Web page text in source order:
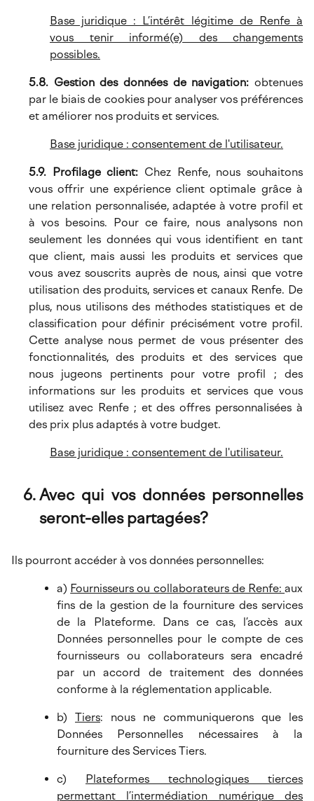
Base juridique : L’intérêt légitime de Renfe à
vous tenir informé(e) des changements
possibles.
5.8. Gestion des données de navigation: obtenues
par le biais de cookies pour analyser vos préférences
et améliorer nos produits et services.
Base juridique : consentement de l'utilisateur.
5.9. Profilage client: Chez Renfe, nous souhaitons
vous offrir une expérience client optimale grâce à
une relation personnalisée, adaptée à votre profil et
à vos besoins. Pour ce faire, nous analysons non
seulement les données qui vous identifient en tant
que client, mais aussi les produits et services que
vous avez souscrits auprès de nous, ainsi que votre
utilisation des produits, services et canaux Renfe. De
plus, nous utilisons des méthodes statistiques et de
classification pour définir précisément votre profil.
Cette analyse nous permet de vous présenter des
fonctionnalités, des produits et des services que
nous jugeons pertinents pour votre profil ; des
informations sur les produits et services que vous
utilisez avec Renfe ; et des offres personnalisées à
des prix plus adaptés à votre budget.
Base juridique : consentement de l'utilisateur.
Avec qui vos données personnelles
seront-elles partagées?
Ils pourront accéder à vos données personnelles:
a) Fournisseurs ou collaborateurs de Renfe:aux
fins de la gestion de la fourniture des services
de la Plateforme. Dans ce cas, l’accès aux
Données personnelles pour le compte de ces
fournisseurs ou collaborateurs sera encadré
par un accord de traitement des données
conforme à la réglementation applicable.
b) Tiers: nous ne communiquerons que les
Données Personnelles nécessaires à la
fourniture des Services Tiers.
c) Plateformes technologiques tierces
permettant l’intermédiation numérique des